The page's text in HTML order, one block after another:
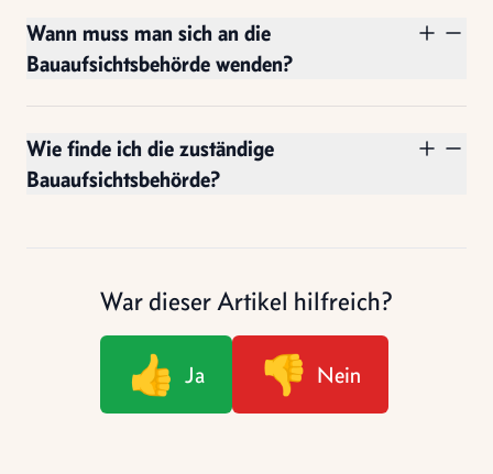
Wann muss man sich an die
Bauaufsichtsbehörde wenden?
Wie finde ich die zuständige
Bauaufsichtsbehörde?
War dieser Artikel hilfreich?
👍 Ja 👎 Nein